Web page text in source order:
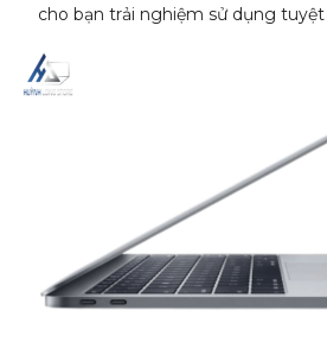
cho bạn trải nghiệm sử dụng tuyệt